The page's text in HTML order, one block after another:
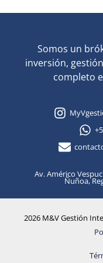
Somos un
inversión,
completo
Av. Américo
Ñuñoa,
2026 M&V Gestión